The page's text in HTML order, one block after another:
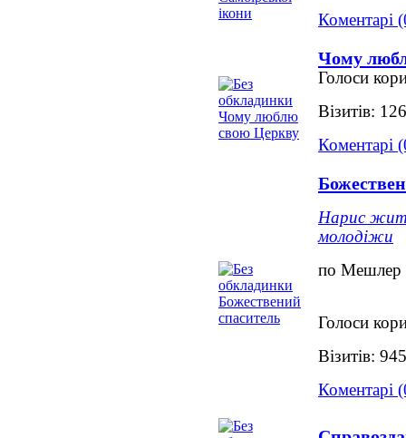
Коментарі
Чому
Голоси
Візитів:
Коментарі
Нарис
молодіжи
по Мешлер
Голоси
Візитів:
Коментарі